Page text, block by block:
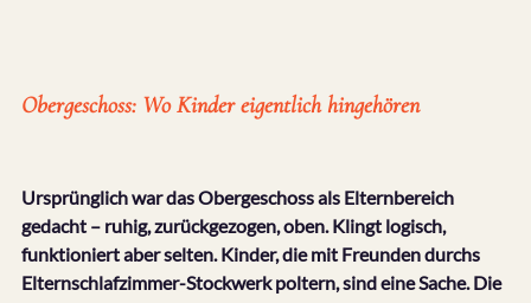
Obergeschoss: Wo Kinder eigentlich hingehören
Ursprünglich war das Obergeschoss als Elternbereich
gedacht – ruhig, zurückgezogen, oben. Klingt logisch,
funktioniert aber selten. Kinder, die mit Freunden durchs
Elternschlafzimmer-Stockwerk poltern, sind eine Sache. Die